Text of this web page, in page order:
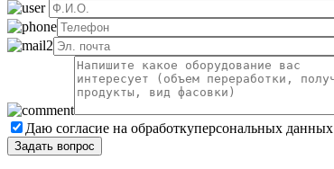
Даю согласие на обработкуперсональных данных